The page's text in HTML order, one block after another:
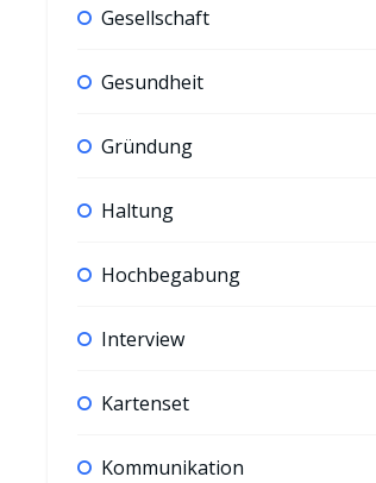
Gesellschaft
Gesundheit
Gründung
Haltung
Hochbegabung
Interview
Kartenset
Kommunikation